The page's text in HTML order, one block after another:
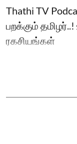
Thathi TV
பறக்கும்
ரகசியங்கள்